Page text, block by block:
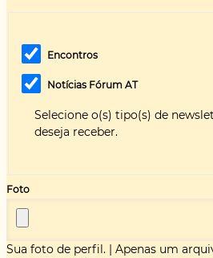
Encontros
Notícias Fórum AT
Selecione o(s) tipo(s) de
deseja receber.
Foto
Sua foto de perfil. | Apenas um